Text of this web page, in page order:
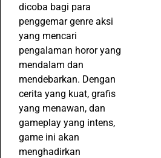
dicoba bagi para
penggemar genre aksi
yang mencari
pengalaman horor yang
mendalam dan
mendebarkan. Dengan
cerita yang kuat, grafis
yang menawan, dan
gameplay yang intens,
game ini akan
menghadirkan